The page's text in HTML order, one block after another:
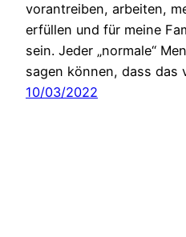
vorantreiben, arbeiten,
erfüllen und für meine
sein. Jeder „normale“
sagen können, dass
10/03/2022